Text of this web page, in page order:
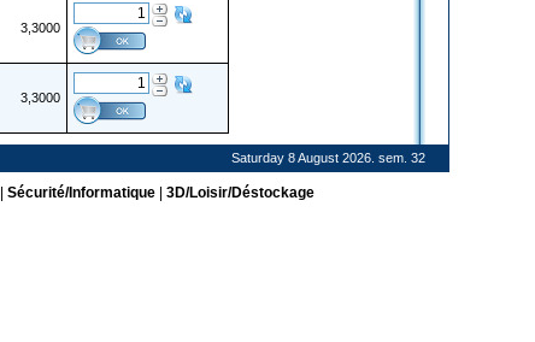
3,3000
3,3000
Saturday 8 August 2026. sem. 32
Sécurité/Informatique| 3D/Loisir/Déstockage